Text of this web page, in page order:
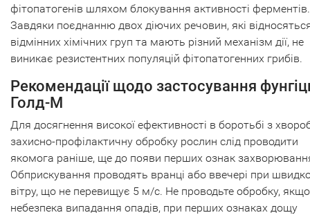
фітопатогенів шляхом блокування активності ферментів.
Завдяки поєднанню двох діючих речовин, які
відмінних хімічних груп та мають різний механізм дії, не
виникає резистентних популяцій фітопатогенних грибів.
Рекомендації щодо застосування
Голд-М
Для досягнення високої ефективності в боротьбі з
захисно-профілактичну обробку рослин слід проводити
якомога раніше, ще до появи перших ознак
Обприскування проводять вранці або ввечері при
вітру, що не перевищує 5 м/с. Не проводьте обробку,
небезпека випадання опадів, при перших ознаках дощу